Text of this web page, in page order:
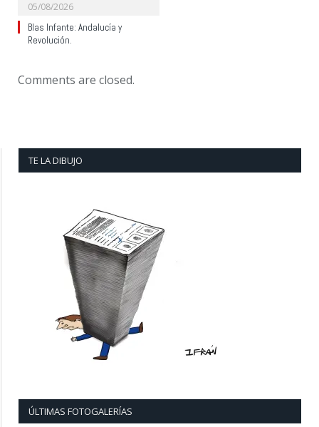
05/08/2026
Blas Infante: Andalucía y
Revolución.
Comments are closed.
TE LA DIBUJO
ÚLTIMAS FOTOGALERÍAS